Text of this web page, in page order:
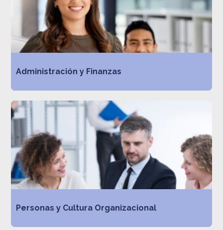
Administración y Finanzas
Personas y Cultura Organizacional